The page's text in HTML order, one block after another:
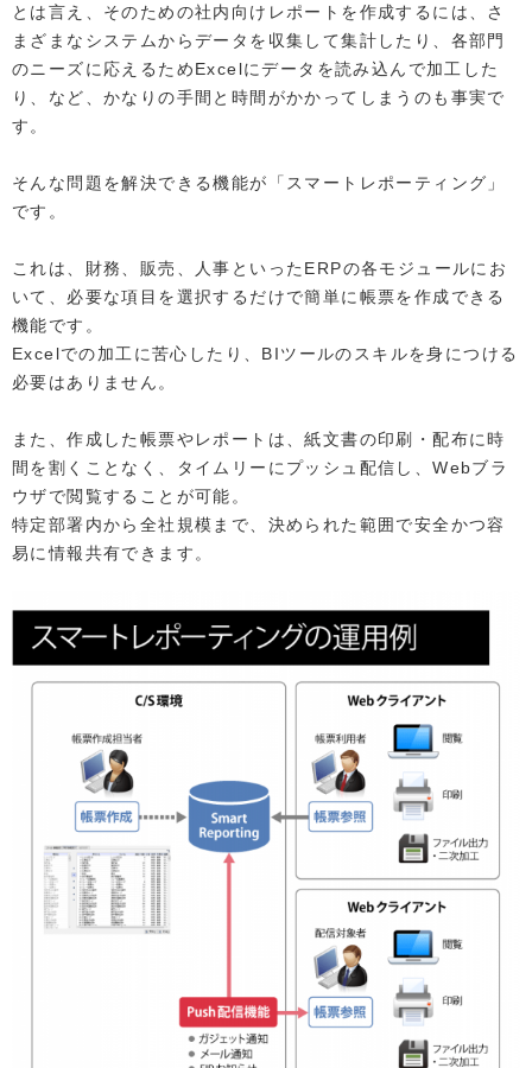
とは言え、そのための社内向けレポートを作成するには、さ
まざまなシステムからデータを収集して集計したり、各部門
のニーズに応えるためExcelにデータを読み込んで加工した
り、など、かなりの手間と時間がかかってしまうのも事実で
す。
そんな問題を解決できる機能が「スマートレポーティング」
です。
これは、財務、販売、人事といったERPの各モジュールにお
いて、必要な項目を選択するだけで簡単に帳票を作成できる
機能です。
Excelでの加工に苦心したり、BIツールのスキルを身につける
必要はありません。
また、作成した帳票やレポートは、紙文書の印刷・配布に時
間を割くことなく、タイムリーにプッシュ配信し、Webブラ
ウザで閲覧することが可能。
特定部署内から全社規模まで、決められた範囲で安全かつ容
易に情報共有できます。